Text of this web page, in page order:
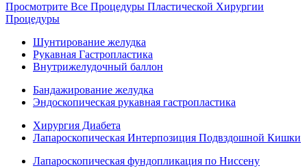
Просмотрите Все Процедуры Пластической Хирургии
Процедуры
Шунтирование желудка
Рукавная Гастропластика
Внутрижелудочный баллон
Бандажирование желудка
Эндоскопическая рукавная гастропластика
Хирургия Диабета
Лапароскопическая Интерпозиция Подвздошной Кишки
Лапароскопическая фундопликация по Ниссену